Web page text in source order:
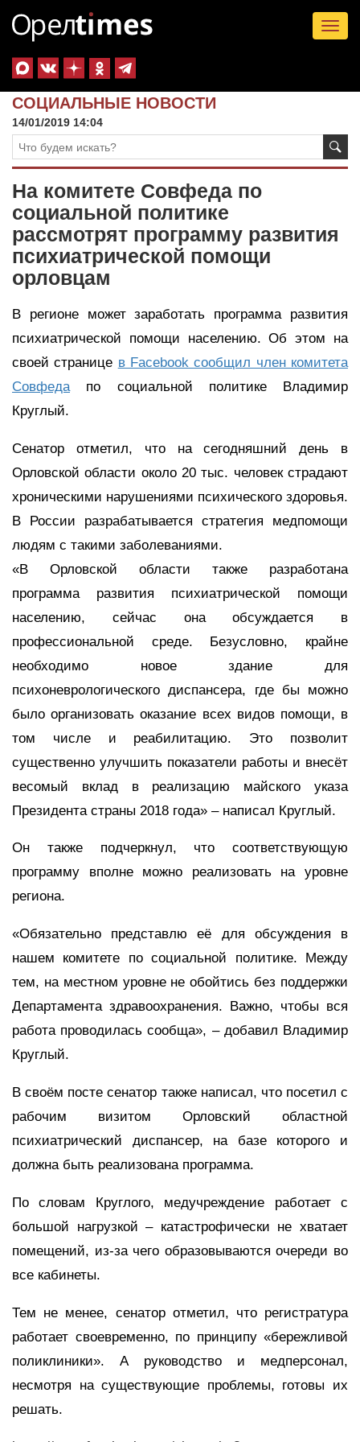
СОЦИАЛЬНЫЕ НОВОСТИ
14/01/2019 14:04
На комитете Совфеда по
социальной политике
рассмотрят программу развития
психиатрической помощи
орловцам
В регионе может заработать программа развития
психиатрической помощи населению. Об этом на
своей странице в Facebook сообщил член комитета
Совфеда по социальной политике Владимир
Круглый.
Сенатор отметил, что на сегодняшний день в
Орловской области около 20 тыс. человек страдают
хроническими нарушениями психического здоровья.
В России разрабатывается стратегия медпомощи
людям с такими заболеваниями.
«В Орловской области также разработана
программа развития психиатрической помощи
населению, сейчас она обсуждается в
профессиональной среде. Безусловно, крайне
необходимо новое здание для
психоневрологического диспансера, где бы можно
было организовать оказание всех видов помощи, в
том числе и реабилитацию. Это позволит
существенно улучшить показатели работы и внесёт
весомый вклад в реализацию майского указа
Президента страны 2018 года» – написал Круглый.
Он также подчеркнул, что соответствующую
программу вполне можно реализовать на уровне
региона.
«Обязательно представлю её для обсуждения в
нашем комитете по социальной политике. Между
тем, на местном уровне не обойтись без поддержки
Департамента здравоохранения. Важно, чтобы вся
работа проводилась сообща», – добавил Владимир
Круглый.
В своём посте сенатор также написал, что посетил с
рабочим визитом Орловский областной
психиатрический диспансер, на базе которого и
должна быть реализована программа.
По словам Круглого, медучреждение работает с
большой нагрузкой – катастрофически не хватает
помещений, из-за чего образовываются очереди во
все кабинеты.
Тем не менее, сенатор отметил, что регистратура
работает своевременно, по принципу «бережливой
поликлиники». А руководство и медперсонал,
несмотря на существующие проблемы, готовы их
решать.